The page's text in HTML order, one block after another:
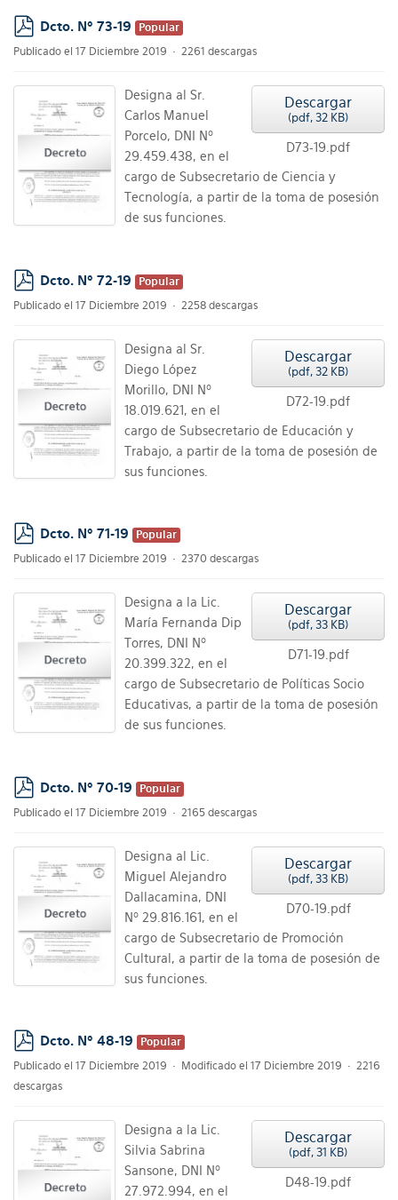
pdf
Dcto. Nº 73-19
Popular
Publicado el 17 Diciembre 2019
2261 descargas
Descargar
(pdf, 32 KB)
D73-19.pdf
Designa al Sr.
Carlos Manuel
Porcelo, DNI Nº
29.459.438, en el
cargo de Subsecretario de Ciencia y
Tecnología, a partir de la toma de posesión
de sus funciones.
pdf
Dcto. Nº 72-19
Popular
Publicado el 17 Diciembre 2019
2258 descargas
Descargar
(pdf, 32 KB)
D72-19.pdf
Designa al Sr.
Diego López
Morillo, DNI Nº
18.019.621, en el
cargo de Subsecretario de Educación y
Trabajo, a partir de la toma de posesión de
sus funciones.
pdf
Dcto. Nº 71-19
Popular
Publicado el 17 Diciembre 2019
2370 descargas
Descargar
(pdf, 33 KB)
D71-19.pdf
Designa a la Lic.
María Fernanda Dip
Torres, DNI Nº
20.399.322, en el
cargo de Subsecretario de Políticas Socio
Educativas, a partir de la toma de posesión
de sus funciones.
pdf
Dcto. Nº 70-19
Popular
Publicado el 17 Diciembre 2019
2165 descargas
Descargar
(pdf, 33 KB)
D70-19.pdf
Designa al Lic.
Miguel Alejandro
Dallacamina, DNI
Nº 29.816.161, en el
cargo de Subsecretario de Promoción
Cultural, a partir de la toma de posesión de
sus funciones.
pdf
Dcto. Nº 48-19
Popular
Publicado el 17 Diciembre 2019
Modificado el 17 Diciembre 2019
2216
descargas
Descargar
(pdf, 31 KB)
D48-19.pdf
Designa a la Lic.
Silvia Sabrina
Sansone, DNI Nº
27.972.994, en el